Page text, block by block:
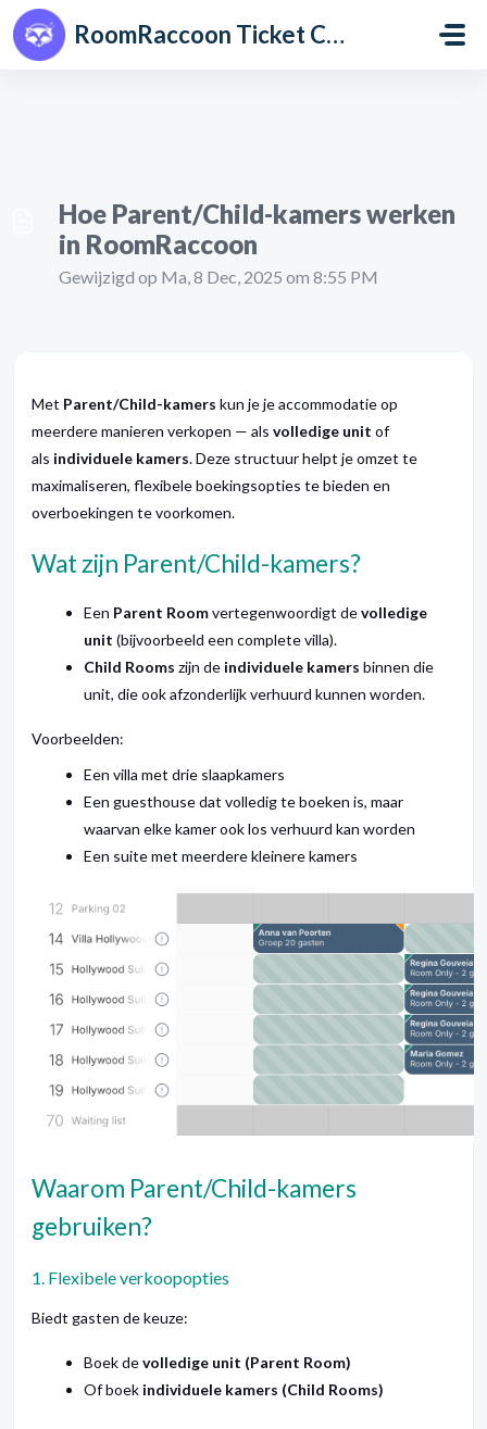
Doorgaan naar hoofdinhoud
RoomRaccoon Ticket Centre
Hoe Parent/Child-kamers werken
in RoomRaccoon
Gewijzigd op Ma, 8 Dec, 2025 om 8:55 PM
Met Parent/Child-kamers kun je je accommodatie op
meerdere manieren verkopen — als volledige unit of
als individuele kamers. Deze structuur helpt je omzet te
maximaliseren, flexibele boekingsopties te bieden en
overboekingen te voorkomen.
Wat zijn Parent/Child-kamers?
Een Parent Roomvertegenwoordigt devolledige
unit (bijvoorbeeld een complete villa).
Child Rooms zijn de individuele kamers binnen die
unit, die ook afzonderlijk verhuurd kunnen worden.
Voorbeelden:
Een villa met drie slaapkamers
Een guesthouse dat volledig te boeken is, maar
waarvan elke kamer ook los verhuurd kan worden
Een suite met meerdere kleinere kamers
Waarom Parent/Child-kamers
gebruiken?
1. Flexibele verkoopopties
Biedt gasten de keuze:
Boek devolledige unit (Parent Room)
Of boek individuele kamers (Child Rooms)